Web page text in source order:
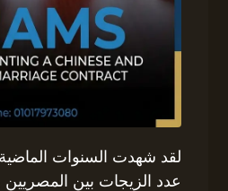
لقد شهدت السنوات
عدد الزيجات بين المصريين